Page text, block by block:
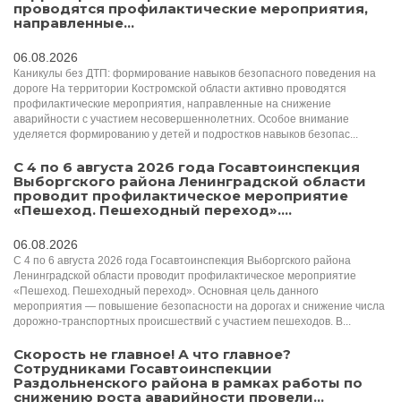
проводятся профилактические мероприятия,
направленные...
06.08.2026
Каникулы без ДТП: формирование навыков безопасного поведения на
дороге На территории Костромской области активно проводятся
профилактические мероприятия, направленные на снижение
аварийности с участием несовершеннолетних. Особое внимание
уделяется формированию у детей и подростков навыков безопас...
С 4 по 6 августа 2026 года Госавтоинспекция
Выборгского района Ленинградской области
проводит профилактическое мероприятие
«Пешеход. Пешеходный переход»....
06.08.2026
С 4 по 6 августа 2026 года Госавтоинспекция Выборгского района
Ленинградской области проводит профилактическое мероприятие
«Пешеход. Пешеходный переход». Основная цель данного
мероприятия — повышение безопасности на дорогах и снижение числа
дорожно-транспортных происшествий с участием пешеходов. В...
Скорость не главное! А что главное?
Сотрудниками Госавтоинспекции
Раздольненского района в рамках работы по
снижению роста аварийности провели...